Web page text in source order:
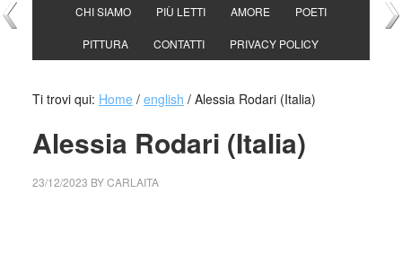
CHI SIAMO PIÙ LETTI AMORE POETI
PITTURA CONTATTI PRIVACY POLICY
Ti trovi qui: Home / english /Alessia Rodari (Italia)
Alessia Rodari (Italia)
23/12/2023 BYCARLAITA